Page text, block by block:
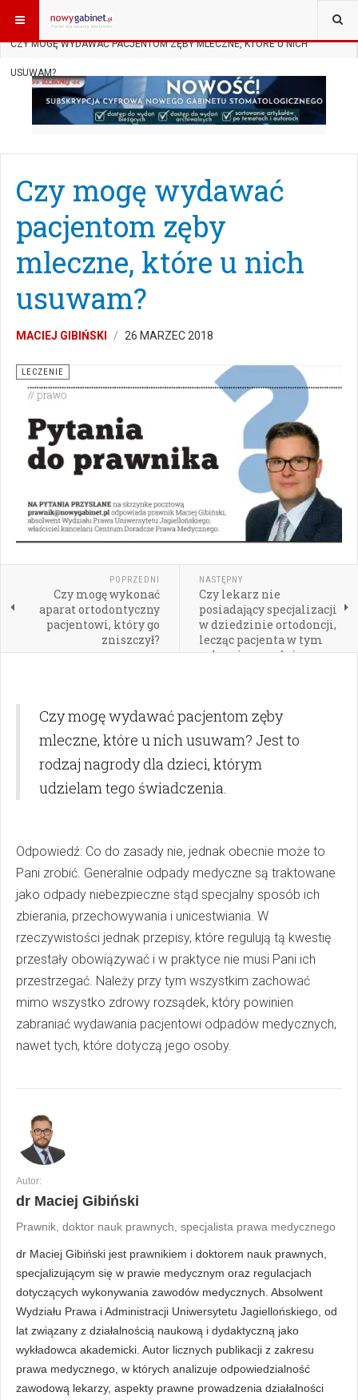
JESTEŚ TUTAJ: START
CZY MOGĘ WYDAWAĆ PACJENTOM ZĘBY MLECZNE, KTÓRE U NICH
USUWAM?
Czy mogę wydawać
pacjentom zęby
mleczne, które u nich
usuwam?
MACIEJ GIBIŃSKI 26 MARZEC 2018
LECZENIE
POPRZEDNI
Czy mogę wykonać
aparat ortodontyczny
pacjentowi, który go
zniszczył?
NASTĘPNY
Czy lekarz nie
posiadający specjalizacji
w dziedzinie ortodoncji,
lecząc pacjenta w tym
zakresie, popełnia
Czy mogę wydawać pacjentom zęby
mleczne, które u nich usuwam? Jest to
rodzaj nagrody dla dzieci, którym
udzielam tego świadczenia.
Odpowiedź: Co do zasady nie, jednak obecnie może to
Pani zrobić. Generalnie odpady medyczne są traktowane
jako odpady niebezpieczne stąd specjalny sposób ich
zbierania, przechowywania i unicestwiania. W
rzeczywistości jednak przepisy, które regulują tą kwestię
przestały obowiązywać i w praktyce nie musi Pani ich
przestrzegać. Należy przy tym wszystkim zachować
mimo wszystko zdrowy rozsądek, który powinien
zabraniać wydawania pacjentowi odpadów medycznych,
nawet tych, które dotyczą jego osoby.
Autor:
dr Maciej Gibiński
Prawnik, doktor nauk prawnych, specjalista prawa medycznego
dr Maciej Gibiński jest prawnikiem i doktorem nauk prawnych,
specjalizującym się w prawie medycznym oraz regulacjach
dotyczących wykonywania zawodów medycznych. Absolwent
Wydziału Prawa i Administracji Uniwersytetu Jagiellońskiego, od
lat związany z działalnością naukową i dydaktyczną jako
wykładowca akademicki. Autor licznych publikacji z zakresu
prawa medycznego, w których analizuje odpowiedzialność
zawodową lekarzy, aspekty prawne prowadzenia działalności